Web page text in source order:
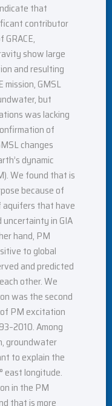
that
contributor
show large
and resulting
mission, GMSL
but
was lacking
of
changes
dynamic
We found that is
because of
that have
uncertainty in GIA
hand, PM
to global
and predicted
other. We
was the second
PM excitation
Among
groundwater
to explain the
east longitude.
in the PM
that is more